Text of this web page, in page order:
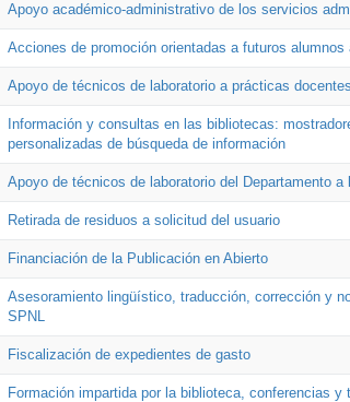
Apoyo académico-administrativo de los servicios
Acciones de promoción orientadas a futuros
Apoyo de técnicos de laboratorio a prácticas
Información y consultas en las bibliotecas:
personalizadas de búsqueda de información
Apoyo de técnicos de laboratorio del Departamento
Retirada de residuos a solicitud del usuario
Financiación de la Publicación en Abierto
Asesoramiento lingüístico, traducción, corrección y
SPNL
Fiscalización de expedientes de gasto
Formación impartida por la biblioteca, conferencias